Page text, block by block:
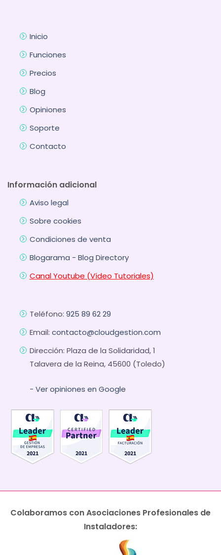
Inicio
Funciones
Precios
Blog
Opiniones
Soporte
Contacto
Información adicional
Aviso legal
Sobre cookies
Condiciones de venta
Blogarama - Blog Directory
Canal Youtube (Vídeo Tutoriales)
Teléfono: 925 89 62 29
Email: contacto@cloudgestion.com
Dirección: Plaza de la Solidaridad, 1
Talavera de la Reina, 45600 (Toledo)
- Ver opiniones en Google
Colaboramos con Asociaciones Profesionales de
Instaladores: